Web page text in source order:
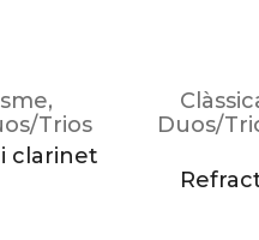
,
Trios
clarinet
Duos/